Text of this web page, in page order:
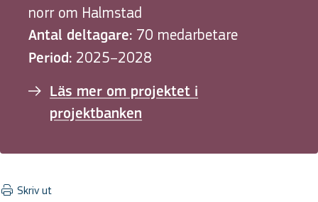
norr om Halmstad
Antal deltagare: 70 medarbetare
Period: 2025–2028
Läs mer om projektet i
projektbanken
Skriv ut